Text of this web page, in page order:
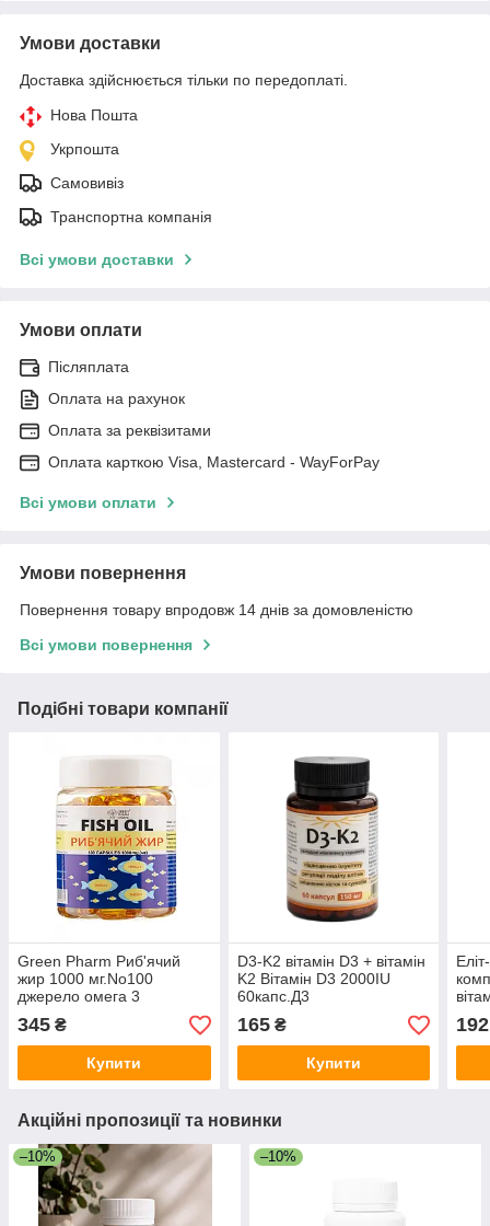
Умови доставки
Доставка здійснюється тільки по передоплаті.
Нова Пошта
Укрпошта
Самовивіз
Транспортна компанія
Всі умови доставки
Умови оплати
Післяплата
Оплата на рахунок
Оплата за реквізитами
Оплата карткою Visa, Mastercard - WayForPay
Всі умови оплати
Умови повернення
Повернення товару впродовж 14 днів за домовленістю
Всі умови повернення
Подібні товари компанії
Green Pharm Риб'ячий
жир 1000 мг.No100
джерело омега 3
345 ₴
Купити
D3-K2 вітамін D3 + вітамін
K2 Вітамін D3 2000IU
60капс.Д3
165₴
Купити
192
Акційні пропозиції та новинки
–10% –10%